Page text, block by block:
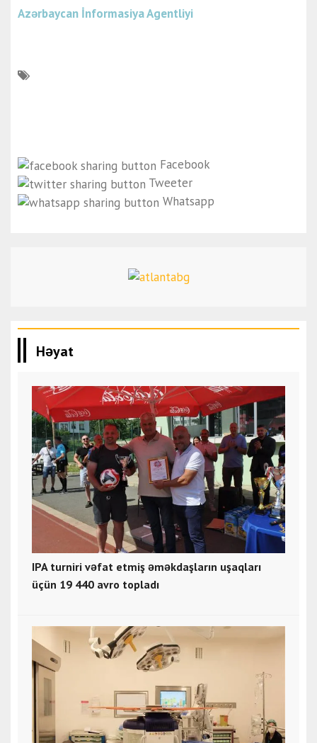
Azərbaycan İnformasiya Agentliyi
Facebook
Tweeter
Whatsapp
Həyat
IPA turniri vəfat etmiş əməkdaşların uşaqları
üçün 19 440 avro topladı